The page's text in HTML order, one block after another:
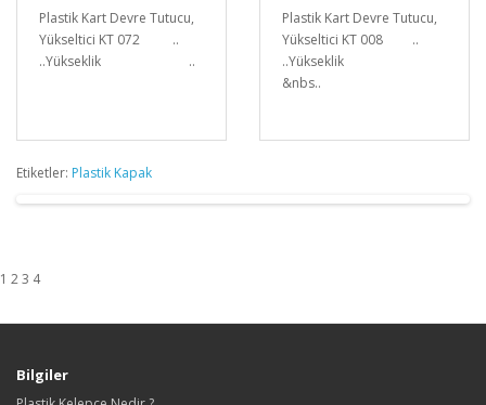
Plastik Kart Devre Tutucu,
Yükseltici KT 072 ..
..Yükseklik ..
Plastik Kart Devre Tutucu,
Yükseltici KT 008 ..
..Yükseklik
&nbs..
Etiketler: Plastik Kapak
1 2 3 4
Bilgiler